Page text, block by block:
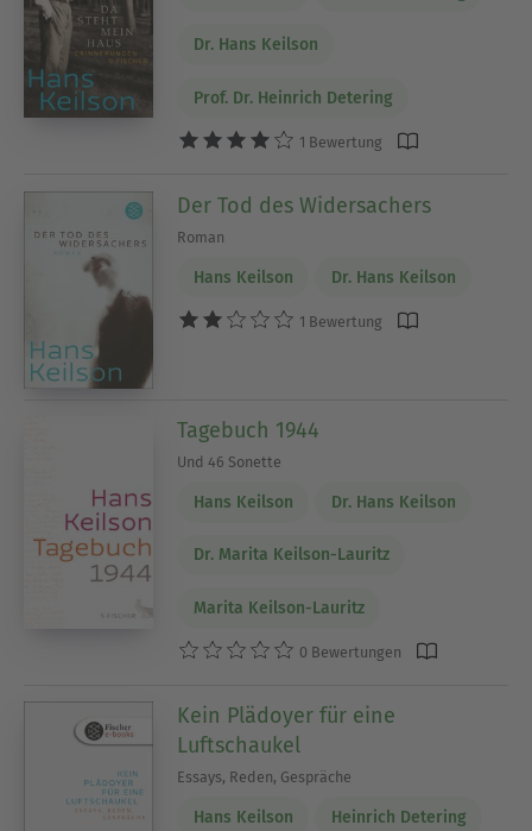
Dr. Hans Keilson
Prof. Dr. Heinrich Detering
1 Bewertung
Der Tod des Widersachers
Roman
Hans Keilson Dr. Hans Keilson
1 Bewertung
Tagebuch 1944
Und 46 Sonette
Hans Keilson Dr. Hans Keilson
Dr. Marita Keilson-Lauritz
Marita Keilson-Lauritz
0 Bewertungen
Kein Plädoyer für eine
Luftschaukel
Essays, Reden, Gespräche
Hans Keilson Heinrich Detering